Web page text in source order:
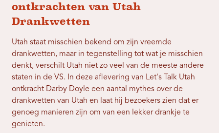
ontkrachten van Utah
Drankwetten
Utah staat misschien bekend om zijn vreemde
drankwetten, maar in tegenstelling tot wat je misschien
denkt, verschilt Utah niet zo veel van de meeste andere
staten in de VS. In deze aflevering van Let's Talk Utah
ontkracht Darby Doyle een aantal mythes over de
drankwetten van Utah en laat hij bezoekers zien dat er
genoeg manieren zijn om van een lekker drankje te
genieten.